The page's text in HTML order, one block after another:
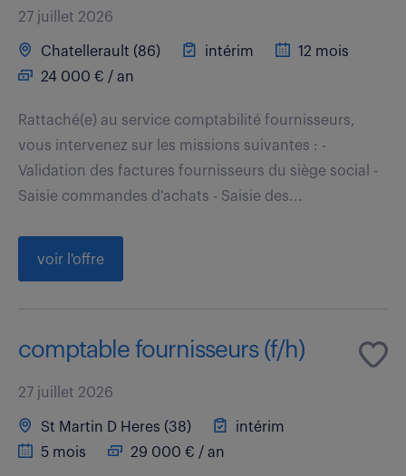
27 juillet 2026
Chatellerault (86) intérim
12 mois
24 000 € / an
Rattaché(e) au service comptabilité fournisseurs,
vous intervenez sur les missions suivantes : -
Validation des factures fournisseurs du siège social -
Saisie commandes d'achats - Saisie des...
voir l'offre
comptable fournisseurs (f/h)
27 juillet 2026
St Martin D Heres (38)
intérim
5 mois
29 000 € / an